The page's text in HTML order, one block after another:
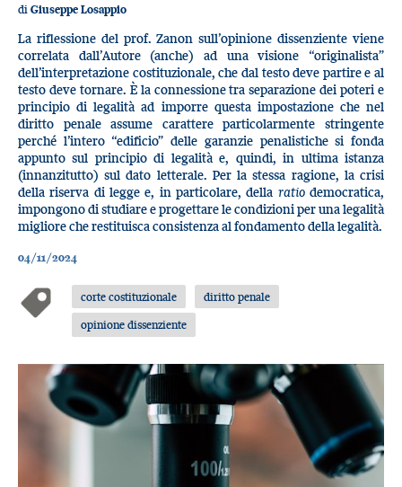
di Giuseppe Losappio
La riflessione del prof. Zanon sull’opinione dissenziente viene
correlata dall’Autore (anche) ad una visione “originalista”
dell’interpretazione costituzionale, che dal testo deve partire e al
testo deve tornare. È la connessione tra separazione dei poteri e
principio di legalità ad imporre questa impostazione che nel
diritto penale assume carattere particolarmente stringente
perché l’intero “edificio” delle garanzie penalistiche si fonda
appunto sul principio di legalità e, quindi, in ultima istanza
(innanzitutto) sul dato letterale. Per la stessa ragione, la crisi
della riserva di legge e, in particolare, della ratiodemocratica,
impongono di studiare e progettare le condizioni per una legalità
migliore che restituisca consistenza al fondamento della legalità.
04/11/2024
corte costituzionale
diritto penale
opinione dissenziente